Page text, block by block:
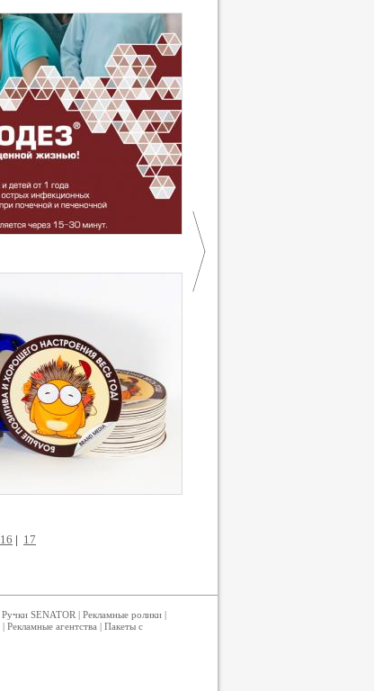
16 | 17
Ручки SENATOR | Рекламные ролики|
| Рекламные агентства | Пакеты с